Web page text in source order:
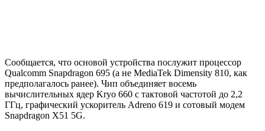
Сообщается, что основой устройства послужит процессор
Qualcomm Snapdragon 695 (а не MediaTek Dimensity 810, как
предполагалось ранее). Чип объединяет восемь
вычислительных ядер Kryo 660 с тактовой частотой до 2,2
ГГц, графический ускоритель Adreno 619 и сотовый модем
Snapdragon X51 5G.